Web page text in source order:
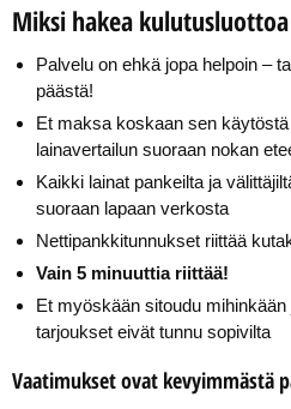
Miksi hakea
Palvelu on ehkä jopa helpoin –
päästä!
Et maksa koskaan sen
lainavertailun suoraan nokan
Kaikki lainat pankeilta ja
suoraan lapaan verkosta
Nettipankkitunnukset riittää
Vain 5 minuuttia riittää!
Et myöskään sitoudu mihinkään
tarjoukset eivät tunnu sopivilta
Vaatimukset ovat kevyimmästä